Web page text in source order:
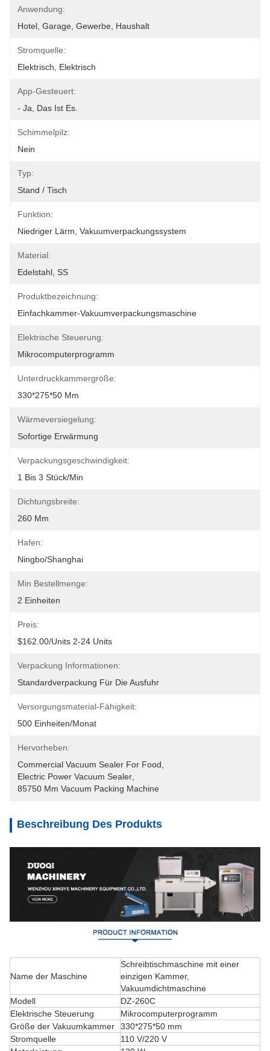
Anwendung:
Hotel, Garage, Gewerbe, Haushalt
Stromquelle:
Elektrisch, Elektrisch
App-Gesteuert:
- Ja, Das Ist Es.
Schimmelpilz:
Nein
Typ:
Stand / Tisch
Funktion:
Niedriger Lärm, Vakuumverpackungssystem
Material:
Edelstahl, SS
Produktbezeichnung:
Einfachkammer-Vakuumverpackungsmaschine
Elektrische Steuerung:
Mikrocomputerprogramm
Unterdruckkammergröße:
330*275*50 Mm
Wärmeversiegelung:
Sofortige Erwärmung
Verpackungsgeschwindigkeit:
1 Bis 3 Stück/min
Dichtungsbreite:
260 Mm
Hafen:
Ningbo/Shanghai
Min Bestellmenge:
2 Einheiten
Preis:
$162.00/units 2-24 Units
Verpackung Informationen:
Standardverpackung Für Die Ausfuhr
Versorgungsmaterial-Fähigkeit:
500 Einheiten/Monat
Hervorheben:
Commercial Vacuum Sealer For Food
Electric Power Vacuum Sealer
85750 Mm Vacuum Packing Machine
Beschreibung Des Produkts
Name der Maschine
Schreibtischmaschine mit einer
einzigen Kammer,
Vakuumdichtmaschine
Modell
DZ-260C
Elektrische Steuerung
Mikrocomputerprogramm
Größe der Vakuumkammer
330*275*50 mm
Stromquelle
110 V/220 V